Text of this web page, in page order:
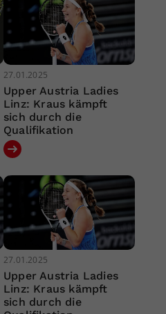
27.01.2025
Upper Austria Ladies
Linz: Kraus kämpft
sich durch die
Qualifikation
27.01.2025
Upper Austria Ladies
Linz: Kraus kämpft
sich durch die